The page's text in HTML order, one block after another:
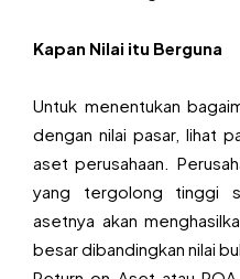
Kapan Nilai itu Berguna
Untuk menentukan
dengan nilai pasar, lihat
aset perusahaan.
yang tergolong tinggi
asetnya akan
besar dibandingkan nilai